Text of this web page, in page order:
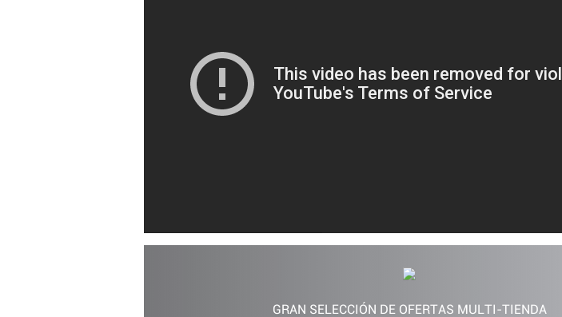
GRAN SELECCIÓN DE OFERTAS MULTI-TIENDA